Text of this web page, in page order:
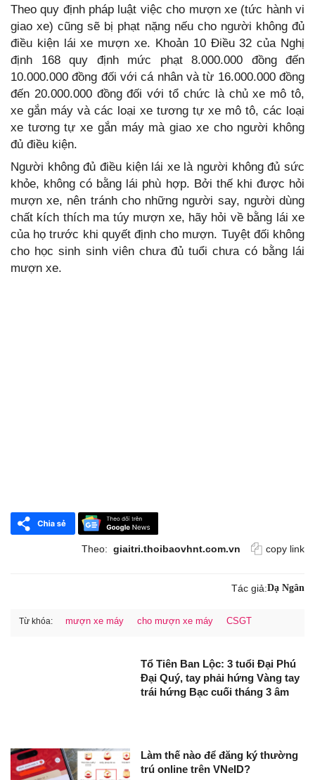
Theo quy định pháp luật việc cho mượn xe (tức hành vi
giao xe) cũng sẽ bị phạt nặng nếu cho người không đủ
điều kiện lái xe mượn xe. Khoản 10 Điều 32 của Nghị
định 168 quy định mức phạt 8.000.000 đồng đến
10.000.000 đồng đối với cá nhân và từ 16.000.000 đồng
đến 20.000.000 đồng đối với tổ chức là chủ xe mô tô,
xe gắn máy và các loại xe tương tự xe mô tô, các loại
xe tương tự xe gắn máy mà giao xe cho người không
đủ điều kiện.
Người không đủ điều kiện lái xe là người không đủ sức
khỏe, không có bằng lái phù hợp. Bởi thế khi được hỏi
mượn xe, nên tránh cho những người say, người dùng
chất kích thích ma túy mượn xe, hãy hỏi về bằng lái xe
của họ trước khi quyết định cho mượn. Tuyệt đối không
cho học sinh sinh viên chưa đủ tuổi chưa có bằng lái
mượn xe.
Theo: giaitri.thoibaovhnt.com.vn copy link
Tác giả:Dạ Ngân
Từ khóa: mượn xe máy cho mượn xe máy CSGT
Tổ Tiên Ban Lộc: 3 tuổi Đại Phú
Đại Quý, tay phải hứng Vàng tay
trái hứng Bạc cuối tháng 3 âm
Làm thế nào để đăng ký thường
trú online trên VNeID?